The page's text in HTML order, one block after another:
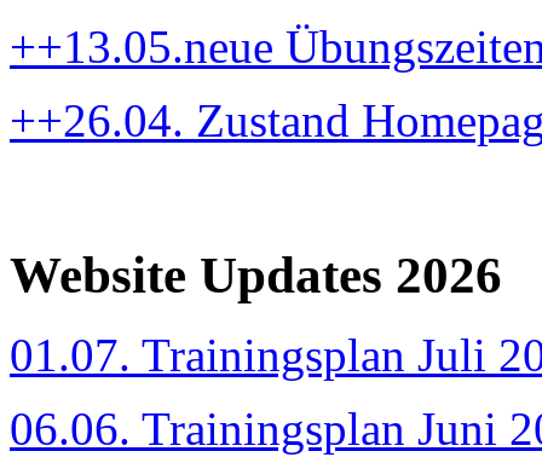
++13.05.neue
++26.04. Zustand
Website Updates 2026
01.07. Trainingsplan Juli
06.06. Trainingsplan Juni